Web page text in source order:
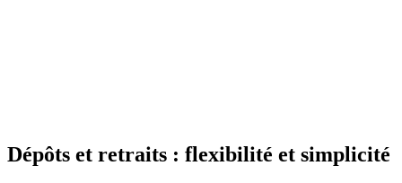
Dépôts et retraits : flexibilité et simplicité